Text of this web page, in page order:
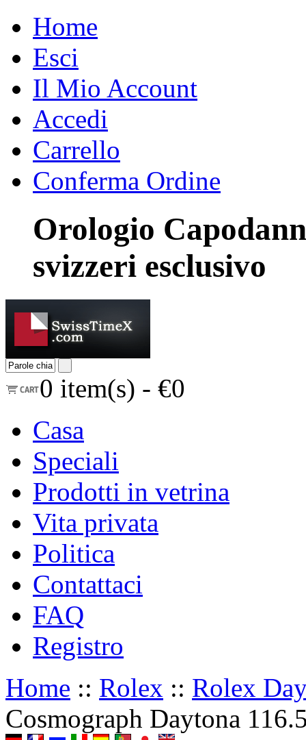
Home
Esci
Il Mio Account
Accedi
Carrello
Conferma Ordine
Orologio
svizzeri esclusivo
0 item(s) - €0
Casa
Speciali
Prodotti in vetrina
Vita privata
Politica
Contattaci
FAQ
Registro
Home :: Rolex :: Rolex
Cosmograph Daytona